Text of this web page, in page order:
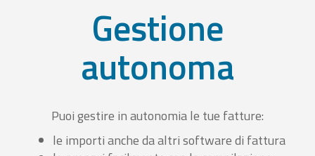
Gestione
autonoma
Puoi gestire in autonomia le tue fatture:
le importi anche da altri software di fattura